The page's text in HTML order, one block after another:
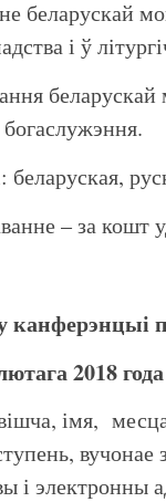
і ў
беларускай
– за кошт
у
2018 года
імя,
вучонае
і электронны